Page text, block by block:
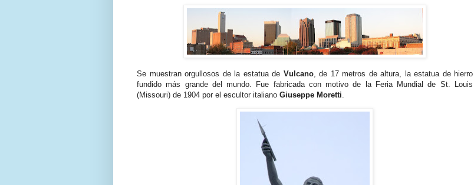
Se muestran orgullosos de la estatua de Vulcano, de 17 metros de altura, la estatua de hierro
fundido más grande del mundo. Fue fabricada con motivo de la Feria Mundial de St. Louis
(Missouri) de 1904 por el escultor italiano Giuseppe Moretti